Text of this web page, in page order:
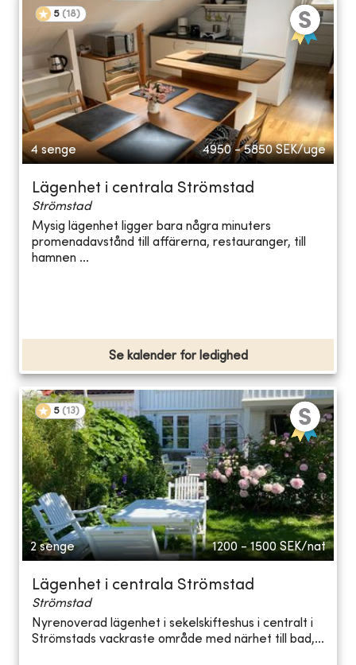
5 (18)
4 senge 4950 - 5850 SEK/uge
Lägenhet i centrala Strömstad
Strömstad
Mysig lägenhet ligger bara några minuters
promenadavstånd till affärerna, restauranger, till
hamnen ...
Se kalender for ledighed
5 (13)
2 senge 1200 - 1500 SEK/nat
Lägenhet i centrala Strömstad
Strömstad
Nyrenoverad lägenhet i sekelskifteshus i centralt i
Strömstads vackraste område med närhet till bad,...